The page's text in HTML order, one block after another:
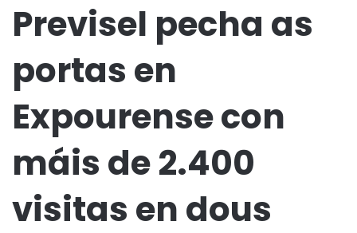
Previsel pecha as
portas en
Expourense con
máis de 2.400
visitas en dous